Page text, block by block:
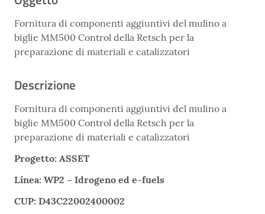
Fornitura di componenti aggiuntivi del mulino a
biglie MM500 Control della Retsch per la
preparazione di materiali e catalizzatori
Descrizione
Fornitura di componenti aggiuntivi del mulino a
biglie MM500 Control della Retsch per la
preparazione di materiali e catalizzatori
Progetto: ASSET
Linea: WP2 – Idrogeno ed e-fuels
CUP: D43C22002400002